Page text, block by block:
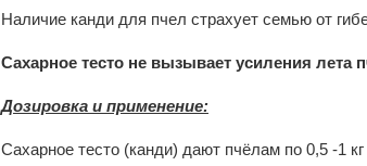
Наличие канди для пчел страхует семью от
Сахарное тесто не вызывает усиления лета
Дозировка и применение:
Сахарное тесто (канди) дают пчёлам по 0,5 -1